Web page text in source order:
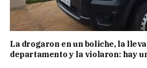
La drogaron en un boliche, la
departamento y la violaron: hay